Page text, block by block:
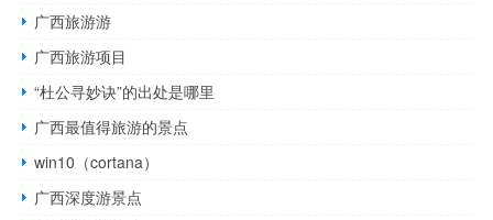
广西旅游游
广西旅游项目
“杜公寻妙诀”的出处是哪里
广西最值得旅游的景点
win10（cortana）
广西深度游景点